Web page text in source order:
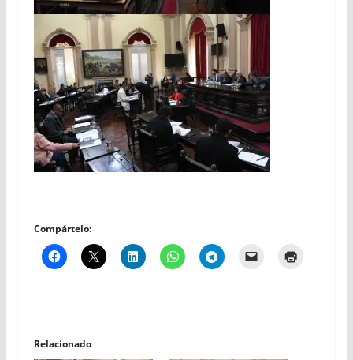
Compártelo:
Relacionado